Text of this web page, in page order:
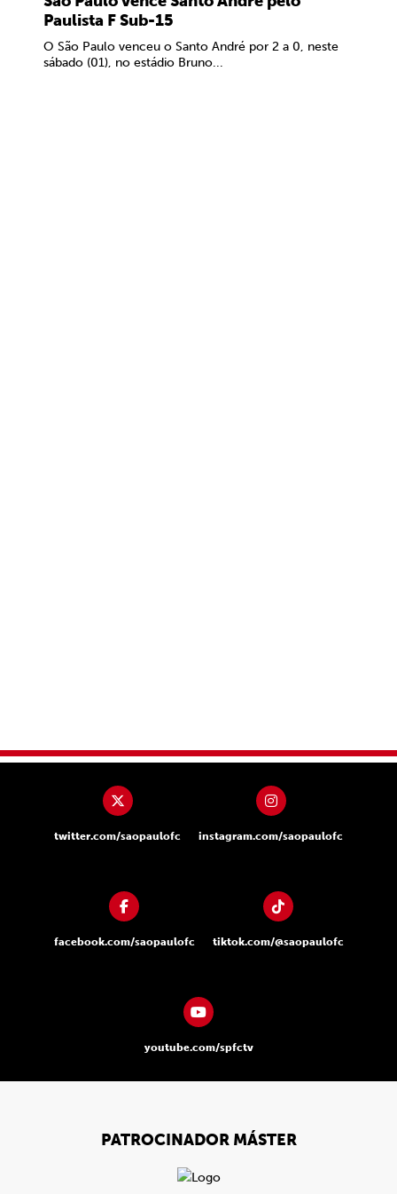
Paulista F Sub-15
O São Paulo venceu o Santo André por 2 a 0, neste
sábado (01), no estádio Bruno...
twitter.com/saopaulofc instagram.com/saopaulofc
facebook.com/saopaulofc tiktok.com/@saopaulofc
youtube.com/spfctv
PATROCINADOR MÁSTER